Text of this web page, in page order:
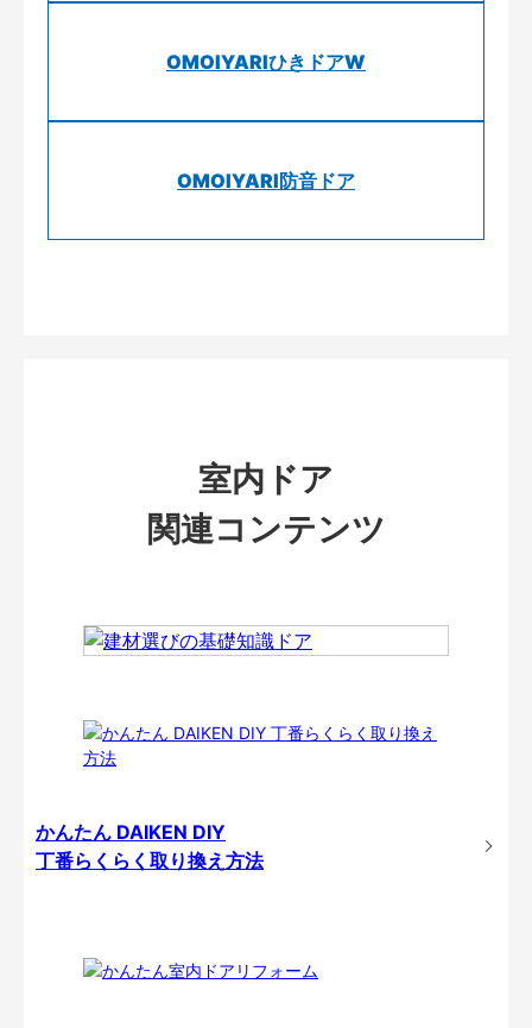
OMOIYARIひきドアW
OMOIYARI防音ドア
室内ドア
関連コンテンツ
かんたん DAIKEN DIY
丁番らくらく取り換え方法